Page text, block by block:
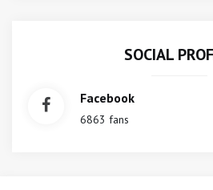
SOCIAL
Facebook
6863 fans